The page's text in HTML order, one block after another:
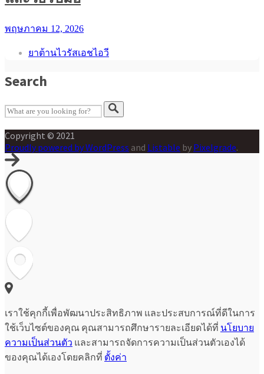
พฤษภาคม 12, 2026
ยาต้านไวรัสเอชไอวี
Search
Copyright © 2021
Proudly powered by WordPress and Listable by Pixelgrade.
เราใช้คุกกี้เพื่อพัฒนาประสิทธิภาพ และประสบการณ์ที่ดีในการ
ใช้เว็บไซต์ของคุณ คุณสามารถศึกษารายละเอียดได้ที่ นโยบาย
ความเป็นส่วนตัว และสามารถจัดการความเป็นส่วนตัวเองได้
ของคุณได้เองโดยคลิกที่ ตั้งค่า